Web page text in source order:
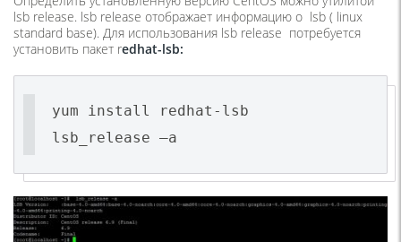
lsb release. lsb release отображает информацию о lsb ( linux
standard base). Для использования lsb release потребуется
установить пакет redhat-lsb:
yum install redhat-lsb
lsb_release –a